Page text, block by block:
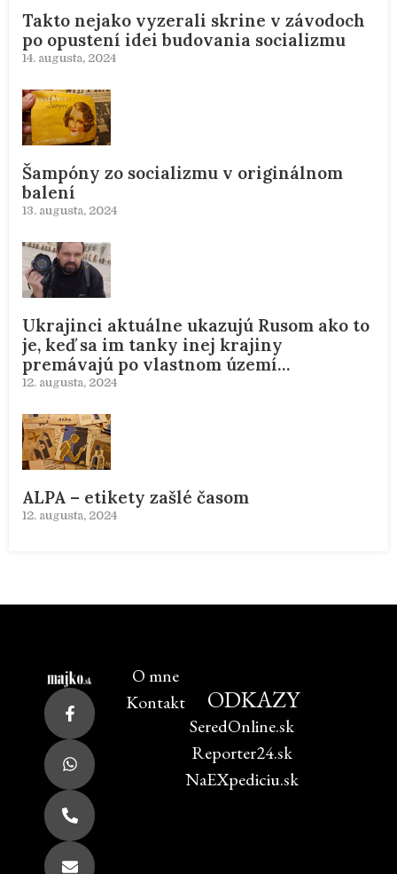
Takto nejako vyzerali skrine v závodoch
po opustení idei budovania socializmu
14. augusta, 2024
Šampóny zo socializmu v originálnom
balení
13. augusta, 2024
Ukrajinci aktuálne ukazujú Rusom ako to
je, keď sa im tanky inej krajiny
premávajú po vlastnom území…
12. augusta, 2024
ALPA – etikety zašlé časom
12. augusta, 2024
O mne
Kontakt
ODKAZY
SeredOnline.sk
Reporter24.sk
NaEXpediciu.sk